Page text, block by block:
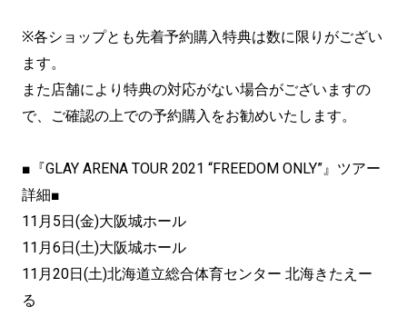
※各ショップとも先着予約購入特典は数に限りがござい
ます。
また店舗により特典の対応がない場合がございますの
で、ご確認の上での予約購入をお勧めいたします。
■『GLAY ARENA TOUR 2021 “FREEDOM ONLY”』ツアー
詳細■
11月5日(金)大阪城ホール
11月6日(土)大阪城ホール
11月20日(土)北海道立総合体育センター 北海きたえー
る